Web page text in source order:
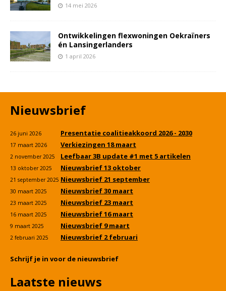
14 mei 2026
Ontwikkelingen flexwoningen Oekraïners
én Lansingerlanders
1 april 2026
Nieuwsbrief
26 juni 2026 Presentatie coalitieakkoord 2026 - 2030
17 maart 2026 Verkiezingen 18 maart
2 november 2025 Leefbaar 3B update #1 met 5 artikelen
13 oktober 2025 Nieuwsbrief 13 oktober
21 september 2025 Nieuwsbrief 21 september
30 maart 2025 Nieuwsbrief 30 maart
23 maart 2025 Nieuwsbrief 23 maart
16 maart 2025 Nieuwsbrief 16 maart
9 maart 2025 Nieuwsbrief 9 maart
2 februari 2025 Nieuwsbrief 2 februari
Schrijf je in voor de nieuwsbrief
Laatste nieuws